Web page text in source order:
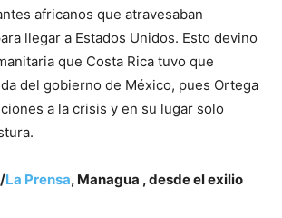
africanos que atravesaban
llegar a Estados Unidos. Esto devino
que Costa Rica tuvo que
del gobierno de México, pues Ortega
a la crisis y en su lugar solo
La Prensa, Managua , desde el exilio